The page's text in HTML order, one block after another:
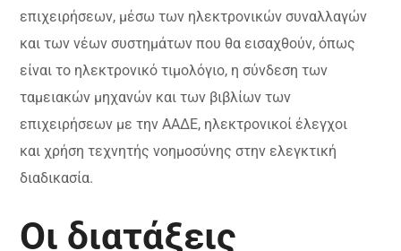
επιχειρήσεων, μέσω των ηλεκτρονικών συναλλαγών
και των νέων συστημάτων που θα εισαχθούν, όπως
είναι το ηλεκτρονικό τιμολόγιο, η σύνδεση των
ταμειακών μηχανών και των βιβλίων των
επιχειρήσεων με την ΑΑΔΕ, ηλεκτρονικοί έλεγχοι
και χρήση τεχνητής νοημοσύνης στην ελεγκτική
διαδικασία.
Οι διατάξεις